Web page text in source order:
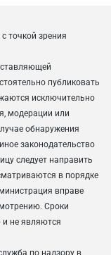
точкой зрения
публиковать
исключительно
модерации или
обнаружения
законодательство
следует направить
в порядке
вправе
Сроки
и не являются
по надзору в